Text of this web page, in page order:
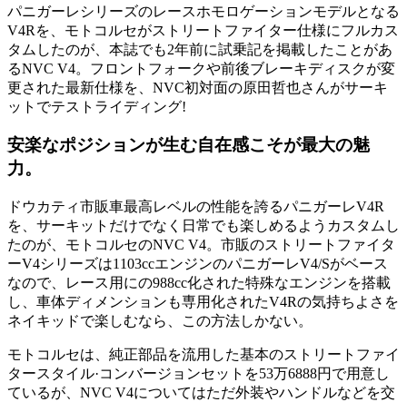
パニガーレシリーズのレースホモロゲーションモデルとなる
V4Rを、モトコルセがストリートファイター仕様にフルカス
タムしたのが、本誌でも2年前に試乗記を掲載したことがあ
るNVC V4。フロントフォークや前後ブレーキディスクが変
更された最新仕様を、NVC初対面の原田哲也さんがサーキ
ットでテストライディング!
安楽なポジションが生む自在感こそが最大の魅
力。
ドウカティ市販車最高レベルの性能を誇るパニガーレV4R
を、サーキットだけでなく日常でも楽しめるようカスタムし
たのが、モトコルセのNVC V4。市販のストリートファイタ
ーV4シリーズは1103ccエンジンのパニガーレV4/Sがベース
なので、レース用にの988cc化された特殊なエンジンを搭載
し、車体ディメンションも専用化されたV4Rの気持ちよさを
ネイキッドで楽しむなら、この方法しかない。
モトコルセは、純正部品を流用した基本のストリートファイ
タースタイル·コンバージョンセットを53万6888円で用意し
ているが、NVC V4についてはただ外装やハンドルなどを交